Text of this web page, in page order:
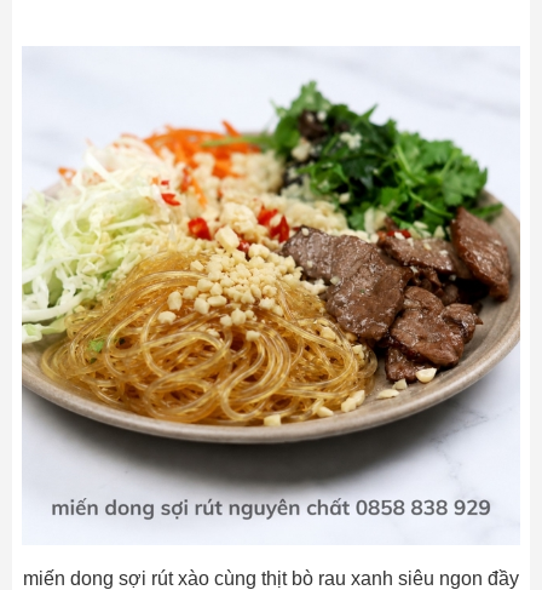
miến dong sợi rút xào cùng thịt bò rau xanh siêu ngon đầy